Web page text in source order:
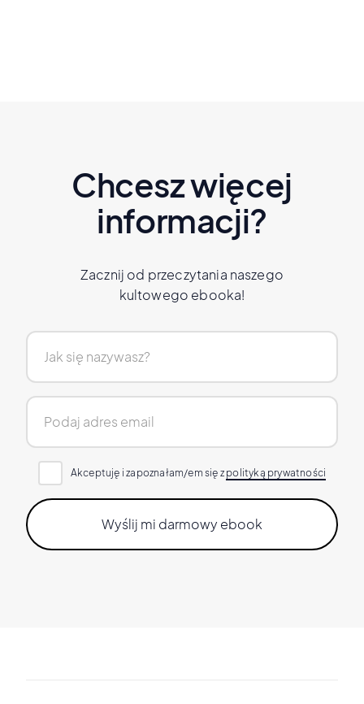
Chcesz więcej
informacji?
Zacznij od przeczytania naszego
kultowego ebooka!
Akceptuję i zapoznałam/em się z polityką prywatności